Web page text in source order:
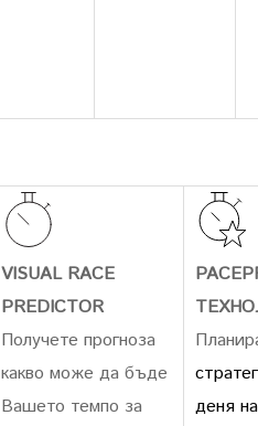
VISUAL RACE
PREDICTOR
Получете прогноза
какво може да бъде
Вашето темпо за
деня на